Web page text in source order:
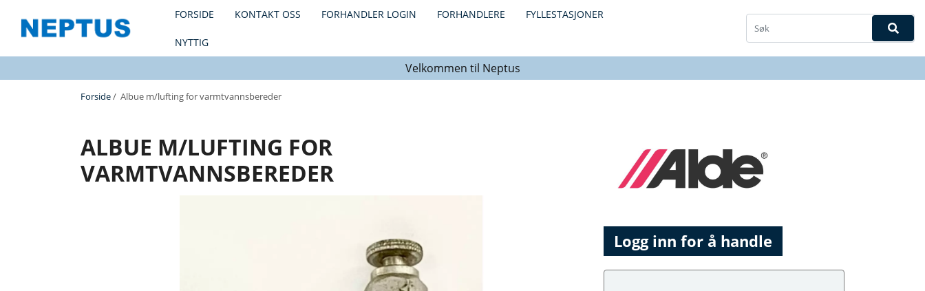
FORSIDE KONTAKT OSS FORHANDLER LOGIN FORHANDLERE FYLLESTASJONER
NYTTIG
Velkommen til Neptus
Forside/ Albue m/lufting for varmtvannsbereder
ALBUE M/LUFTING FOR
VARMTVANNSBEREDER
Logg inn for å handle